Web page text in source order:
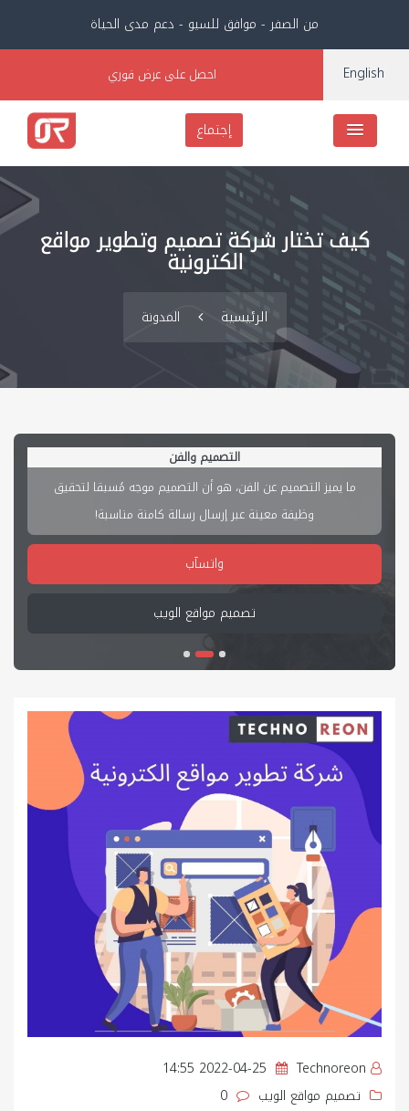
من الصفر - موافق للسيو - دعم مدى الحياة
English
احصل على عرض فوري
إجتماع
كيف تختار شركة تصميم وتطوير مواقع
الكترونية
الرئيسية المدونة
اختر شركة تصميم المواقع بحذر
إذا كنت تعتقد ان التصميم الجيد مُكلف، خذ بعين الاعتبار ما
سيكلفك التصميم السيء من فقدان للعملاء!
واتسآب
تصميم مواقع الانترنت
Technoreon
تصميم مواقع الويب